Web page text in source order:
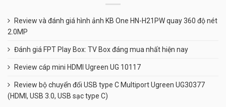
Review và đánh giá hình ảnh KB One HN-H21PW quay 360 độ nét
2.0MP
Đánh giá FPT Play Box: TV Box đáng mua nhất hiện nay
Review cáp mini HDMI Ugreen UG 10117
Review bộ chuyển đổi USB type C Multiport Ugreen UG30377
(HDMI, USB 3.0, USB sạc type C)